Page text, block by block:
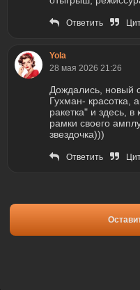
Ответить
Yola
28 мая 2026 21:26
Дождались, новый
Гухман- красотка,
ракетка" и здесь,
рамки своего
звездочка)))
Ответить